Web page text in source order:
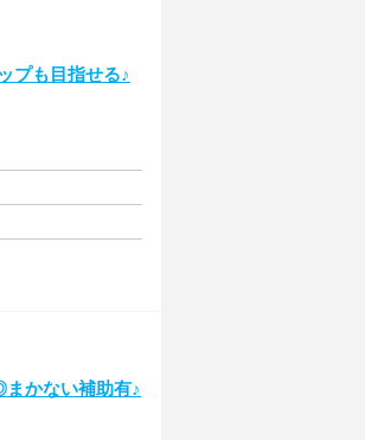
プも目指せる♪
かない補助有♪